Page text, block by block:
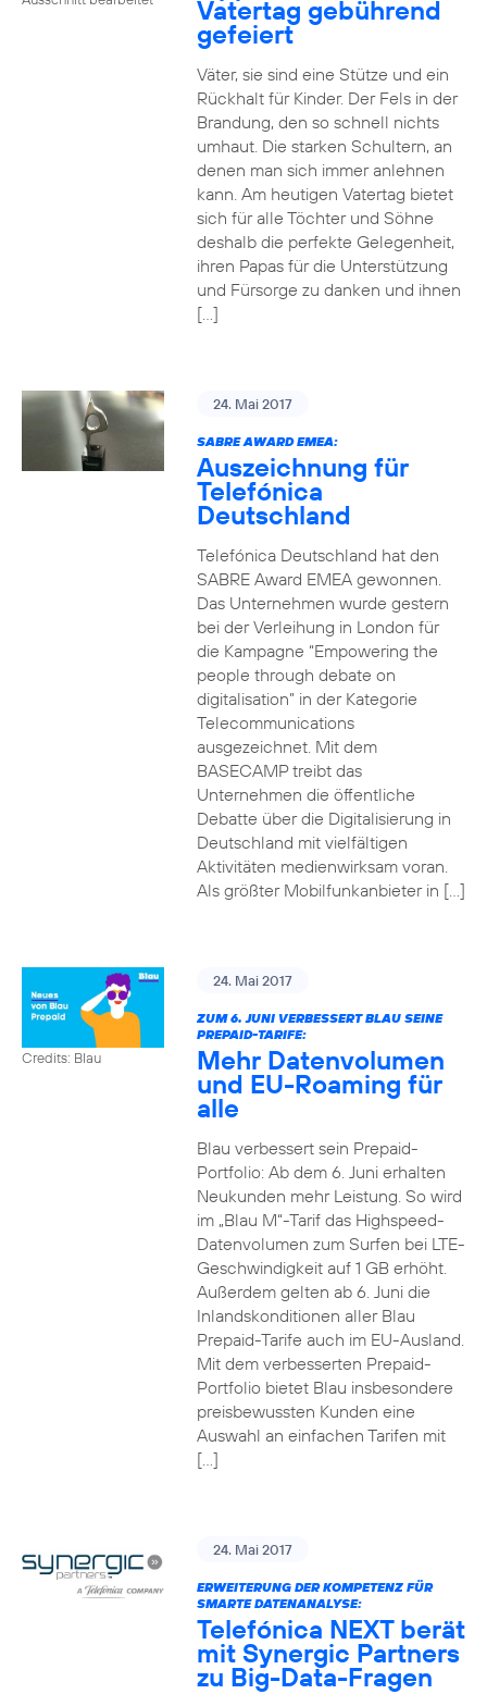
Vatertag gebührend
gefeiert
Väter, sie sind eine Stütze und ein
Rückhalt für Kinder. Der Fels in der
Brandung, den so schnell nichts
umhaut. Die starken Schultern, an
denen man sich immer anlehnen
kann. Am heutigen Vatertag bietet
sich für alle Töchter und Söhne
deshalb die perfekte Gelegenheit,
ihren Papas für die Unterstützung
und Fürsorge zu danken und ihnen
[…]
24. Mai 2017
SABRE AWARD EMEA:
Auszeichnung für
Telefónica
Deutschland
Telefónica Deutschland hat den
SABRE Award EMEA gewonnen.
Das Unternehmen wurde gestern
bei der Verleihung in London für
die Kampagne “Empowering the
people through debate on
digitalisation” in der Kategorie
Telecommunications
ausgezeichnet. Mit dem
BASECAMP treibt das
Unternehmen die öffentliche
Debatte über die Digitalisierung in
Deutschland mit vielfältigen
Aktivitäten medienwirksam voran.
Als größter Mobilfunkanbieter in […]
Credits: Blau
24. Mai 2017
ZUM 6. JUNI VERBESSERT BLAU SEINE
PREPAID-TARIFE:
Mehr Datenvolumen
und EU-Roaming für
alle
Blau verbessert sein Prepaid-
Portfolio: Ab dem 6. Juni erhalten
Neukunden mehr Leistung. So wird
im „Blau M“-Tarif das Highspeed-
Datenvolumen zum Surfen bei LTE-
Geschwindigkeit auf 1 GB erhöht.
Außerdem gelten ab 6. Juni die
Inlandskonditionen aller Blau
Prepaid-Tarife auch im EU-Ausland.
Mit dem verbesserten Prepaid-
Portfolio bietet Blau insbesondere
preisbewussten Kunden eine
Auswahl an einfachen Tarifen mit
[…]
24. Mai 2017
ERWEITERUNG DER KOMPETENZ FÜR
SMARTE DATENANALYSE:
Telefónica NEXT berät
mit Synergic Partners
zu Big-Data-Fragen